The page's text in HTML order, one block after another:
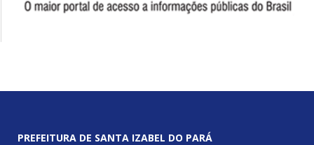
PREFEITURA DE SANTA IZABEL DO PARÁ